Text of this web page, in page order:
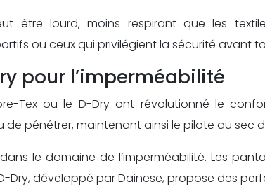
être lourd, moins respirant que les
ou ceux qui privilégient la sécurité avant
pour l’imperméabilité
Tex ou le D-Dry ont révolutionné le
pénétrer, maintenant ainsi le pilote au sec
le domaine de l’imperméabilité. Les
développé par Dainese, propose des